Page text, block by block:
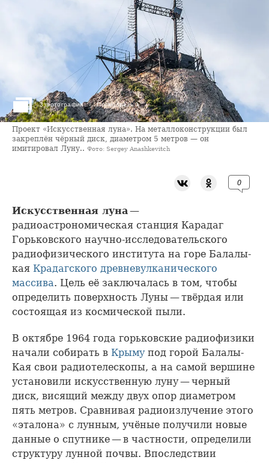
3 фотографии Посмотреть ›
Проект «Искусственная луна». На металлоконструкции был
закреплён чёрный диск, диаметром 5 метров — он
имитировал Луну.. Фото: Sergey Anashkevitch
0
Искусственная луна—
радиоастрономическая станция Карадаг
Горьковского научно-исследовательского
радиофизического института на горе Балалы-
кая Крадагского древневулканического
массива. Цель её заключалась в том, чтобы
определить поверхность Луны — твёрдая или
состоящая из космической пыли.
В октябре 1964 года горьковские радиофизики
начали собирать в Крымупод горой Балалы-
Кая свои радиотелескопы, а на самой вершине
установили искусственную луну — черный
диск, висящий между двух опор диаметром
пять метров. Сравнивая радиоизлучение этого
«эталона» с лунным, учёные получили новые
данные о спутнике — в частности, определили
структуру лунной почвы. Впоследствии